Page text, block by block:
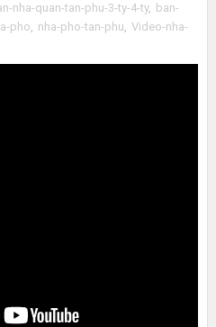
nha-quan-tan-phu-3-ty-4-ty, ban-
pho, nha-pho-tan-phu, Video-nha-